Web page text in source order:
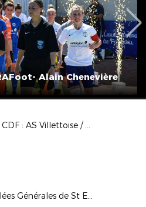
Alain Chenevière
1er tour CDF : AS Villettoise / US La Fouillouse
Assemblées Générales de St Etienne, 25 juin 2022